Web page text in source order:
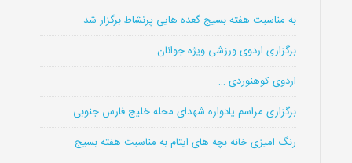
به مناسبت هفته بسیج گعده هایی پرنشاط برگزار شد
برگزاری اردوی ورزشی ویژه جوانان
اردوی کوهنوردی …
برگزاری مراسم یادواره شهدای محله خلیج فارس جنوبی
رنگ امیزی خانه بچه های ایتام به مناسبت هفته بسیج